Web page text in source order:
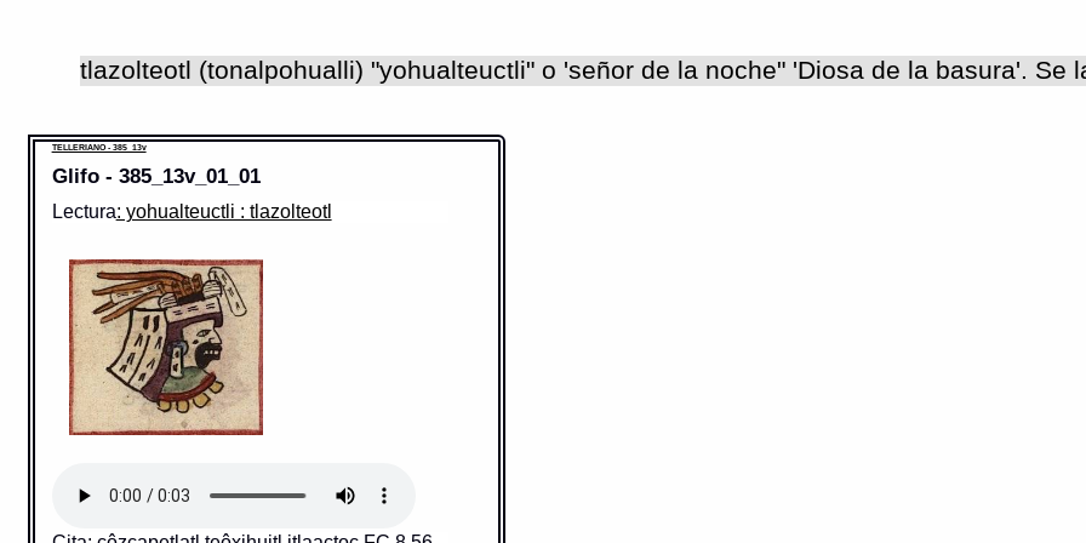
TELLERIANO - 385_13v
Glifo - 385_13v_01_01
Lectura: yohualteuctli : tlazolteotl